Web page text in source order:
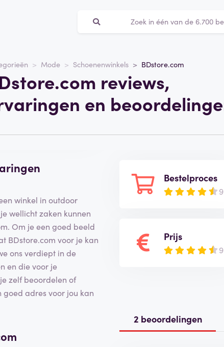
Mode Schoenenwinkels BDstore.com
reviews,
en
beoordeling
winkel in outdoor
wellicht zaken kunnen
Om je een goed beeld
BDstore.com voor je kan
ons verdiept in de
en die voor je
zelf beoordelen of
goed adres voor jou kan
Bestelproces
9
Prijs
9
2 beoordelingen